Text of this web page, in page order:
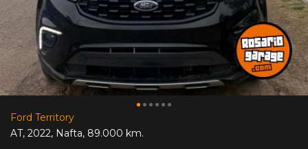
Ford Territory
AT, 2022, Nafta, 89.000 km.